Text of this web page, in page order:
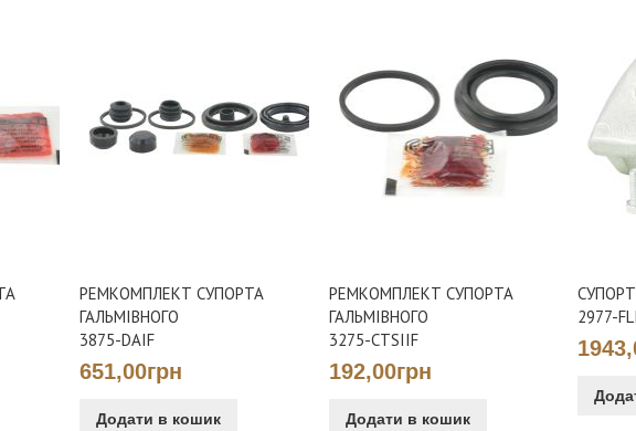
РЕМКОМПЛЕКТ СУПОРТА
ГАЛЬМІВНОГО
3875-DAIF
651,00грн
Додати в кошик
РЕМКОМПЛЕКТ СУПОРТА
ГАЛЬМІВНОГО
3275-CTSIIF
192,00грн
Додати в кошик
2977-